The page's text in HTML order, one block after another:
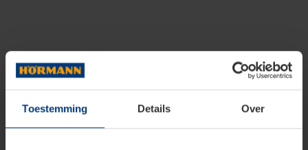
Toestemming Details Over